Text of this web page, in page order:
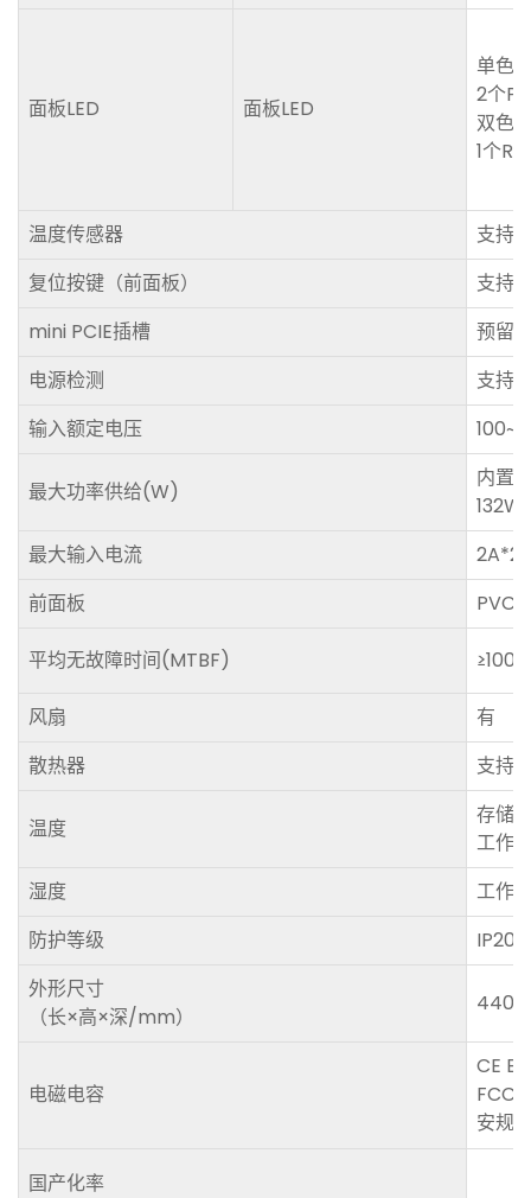
面板LED 面板LED
单色
2个
双色
1个
温度传感器
支持
复位按键（前面板）
支持
mini PCIE插槽
预留
电源检测
支持
输入额定电压
最大功率供给(W)
内置
最大输入电流
2A*2
前面板
PVC
平均无故障时间(MTBF)
风扇
有
散热器
支持
温度
存储
工作
湿度
工作
防护等级
IP20
外形尺寸
（长×高×深/mm）
电磁电容
CE
FCC
安规
国产化率